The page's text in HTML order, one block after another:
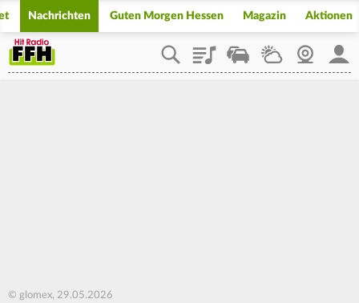
Nachrichten Guten Morgen Hessen Magazin Aktionen
PlaylistStaupilotWetterWebcam
© glomex, 29.05.2026